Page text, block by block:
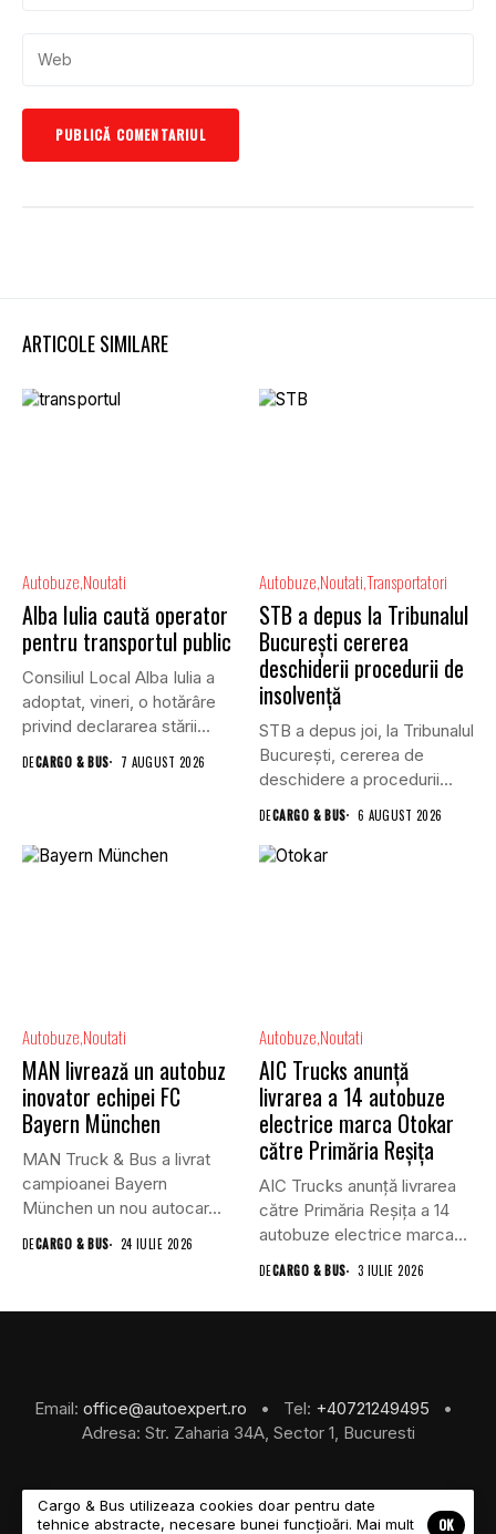
ARTICOLE SIMILARE
Autobuze Noutati
Alba Iulia caută operator
pentru transportul public
Consiliul Local Alba Iulia a
adoptat, vineri, o hotărâre
privind declararea stării...
DECARGO & BUS 7 AUGUST 2026
Autobuze NoutatiTransportatori
STB a depus la Tribunalul
București cererea
deschiderii procedurii de
insolvență
STB a depus joi, la Tribunalul
Bucureşti, cererea de
deschidere a procedurii...
DECARGO & BUS 6 AUGUST 2026
Autobuze Noutati
MAN livrează un autobuz
inovator echipei FC
Bayern München
MAN Truck & Bus a livrat
campioanei Bayern
München un nou autocar...
DECARGO & BUS 24 IULIE 2026
Autobuze Noutati
AIC Trucks anunță
livrarea a 14 autobuze
electrice marca Otokar
către Primăria Reșița
AIC Trucks anunță livrarea
către Primăria Reșița a 14
autobuze electrice marca...
DECARGO & BUS 3 IULIE 2026
Email: office@autoexpert.ro • Tel: +40721249495
•
Adresa: Str. Zaharia 34A, Sector 1, Bucuresti
Cargo & Bus utilizeaza cookies doar pentru date
tehnice abstracte, necesare bunei funcțioări. Mai mult
OK